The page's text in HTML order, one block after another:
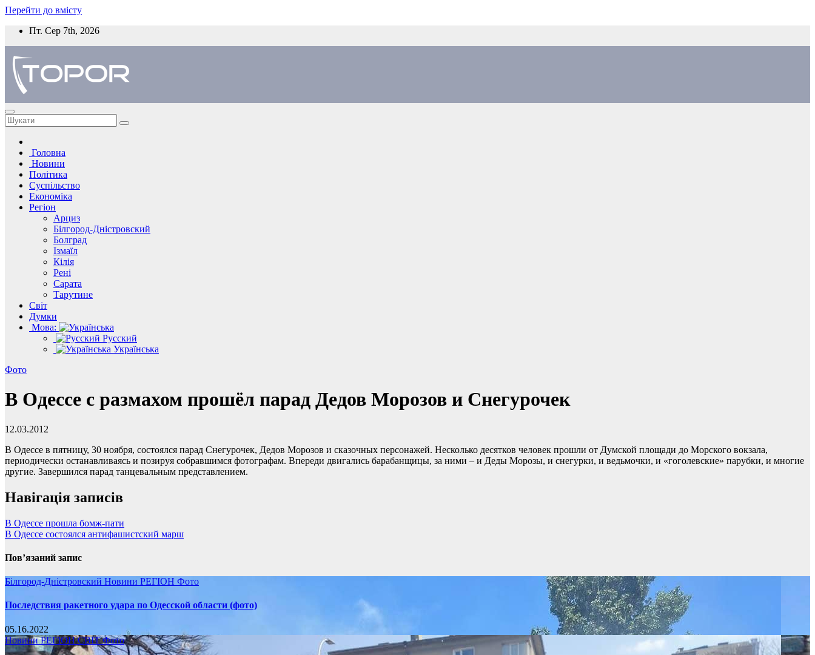
Перейти до вмісту
Пт. Сер 7th, 2026
Головна
Новини
Політика
Суспільство
Економіка
Регіон
Арциз
Білгород-Дністровский
Болград
Ізмаїл
Кілія
Рені
Сарата
Тарутине
Світ
Думки
Мова:
Русский
Українська
Фото
В Одессе с размахом прошёл парад Дедов Морозов и Снегурочек
12.03.2012
В Одессе в пятницу, 30 ноября, состоялся парад Снегурочек, Дедов Морозов и сказочных персонажей. Несколько десятков человек прошли от Думской площади до Морского вокзала,
периодически останавливаясь и позируя собравшимся фотографам. Впереди двигались барабанщицы, за ними – и Деды Морозы, и снегурки, и ведьмочки, и «гоголевские» парубки, и многие
другие. Завершился парад танцевальным представлением.
Навігація записів
В Одессе прошла бомж-пати
В Одессе состоялся антифашистский марш
Пов’язаний запис
Білгород-Дністровский Новини РЕГІОН Фото
Последствия ракетного удара по Одесской области (фото)
05.16.2022
НовиниРЕГІОНСВІТФото